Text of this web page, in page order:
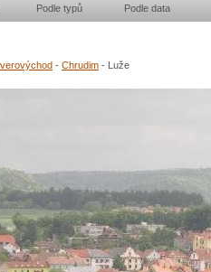
Podle typů Podle data
- Chrudim - Luže